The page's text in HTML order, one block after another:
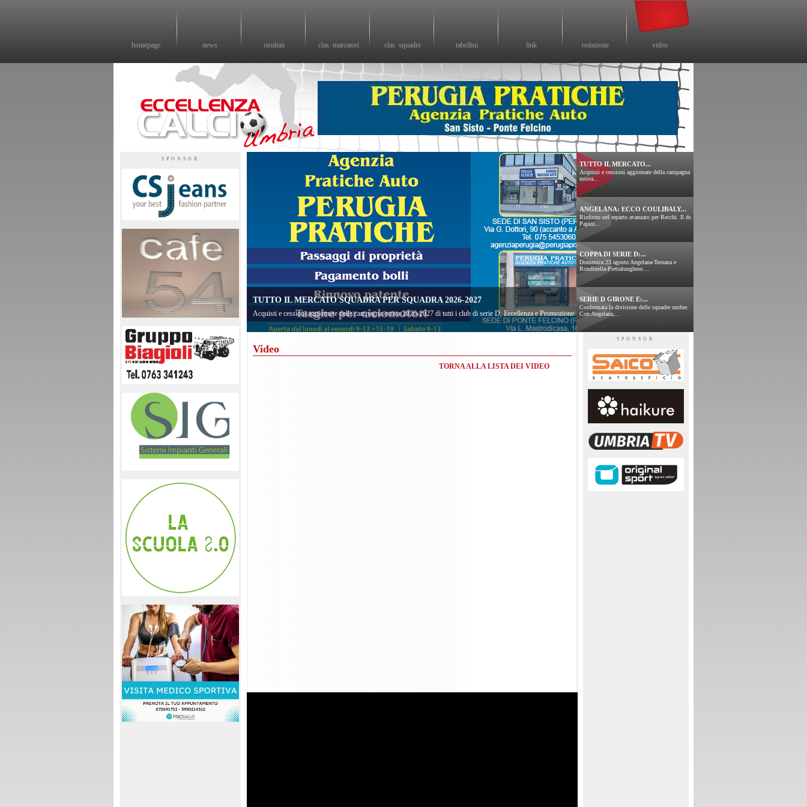
homepage news risultati clas. marcatori clas. squadre tabellini link redazione video
SPONSOR
TUTTO IL MERCATO SQUADRA PER SQUADRA 2026-2027
Acquisti e cessioni aggiornate della campagna estiva 2026-2027 di tutti i club di serie D, Eccellenza e Promozione
TUTTO IL MERCATO...
Acquisti e cessioni aggiornate della campagna
estiva...
ANGELANA: ECCO COULIBALY...
Rinforzo nel reparto avanzato per Recchi. Il ds
Papini...
COPPA DI SERIE D:...
Domenica 23 agosto Angelana-Ternana e
Rondinella-Pietralunghese....
SERIE D GIRONE E:...
Confermata la divisione delle squadre umbre.
Con Angelana,...
Video
TORNA ALLA LISTA DEI VIDEO
SPONSOR